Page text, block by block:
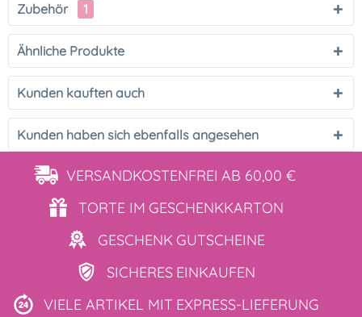
Zubehör 1
Ähnliche Produkte
Kunden kauften auch
Kunden haben sich ebenfalls angesehen
VERSANDKOSTENFREI AB 60,00 €
TORTE IM GESCHENKKARTON
GESCHENK GUTSCHEINE
SICHERES EINKAUFEN
VIELE ARTIKEL MIT EXPRESS-LIEFERUNG